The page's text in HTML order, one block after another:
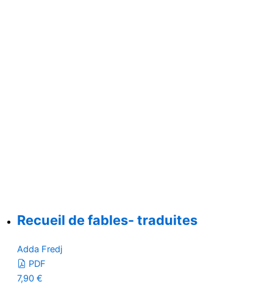
Recueil de fables- traduites
Adda Fredj
PDF
7,90 €